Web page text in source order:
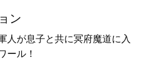
ン
人が息子と共に冥府魔道に入
ール！